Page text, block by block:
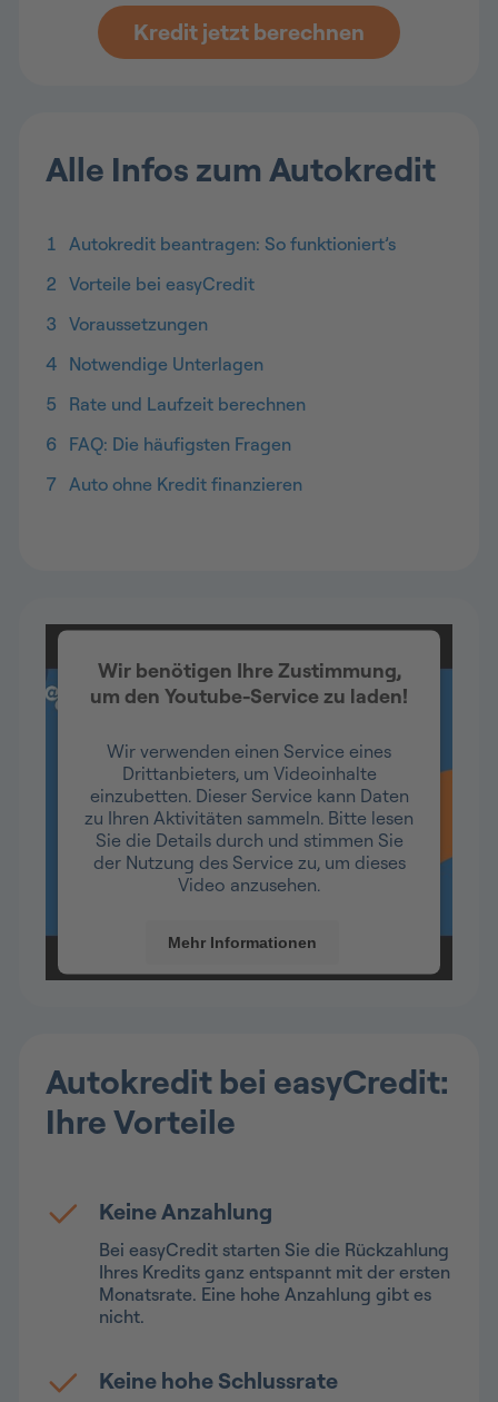
Kredit jetzt berechnen
Alle Infos zum Autokredit
1
Autokredit beantragen: So funktioniert’s
2 Vorteile bei easyCredit
3 Voraussetzungen
4 Notwendige Unterlagen
5
Rate und Laufzeit berechnen
6
FAQ: Die häufigsten Fragen
7
Auto ohne Kredit finanzieren
Wir benötigen Ihre Zustimmung,
um den Youtube-Service zu laden!
Wir verwenden einen Service eines
Drittanbieters, um Videoinhalte
einzubetten. Dieser Service kann Daten
zu Ihren Aktivitäten sammeln. Bitte lesen
Sie die Details durch und stimmen Sie
der Nutzung des Service zu, um dieses
Video anzusehen.
Mehr Informationen
Autokredit bei easyCredit:
Ihre Vorteile
Keine Anzahlung
Bei easyCredit starten Sie die Rückzahlung
Ihres Kredits ganz entspannt mit der ersten
Monatsrate. Eine hohe Anzahlung gibt es
nicht.
Keine hohe Schlussrate